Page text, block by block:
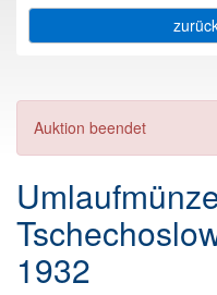
Auktion beendet
1932